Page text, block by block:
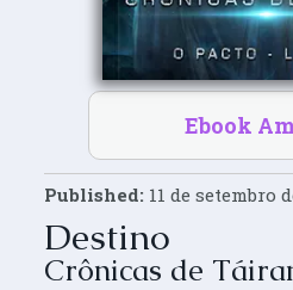
Ebook
Published: 11 de setembro
Destino
Crônicas de